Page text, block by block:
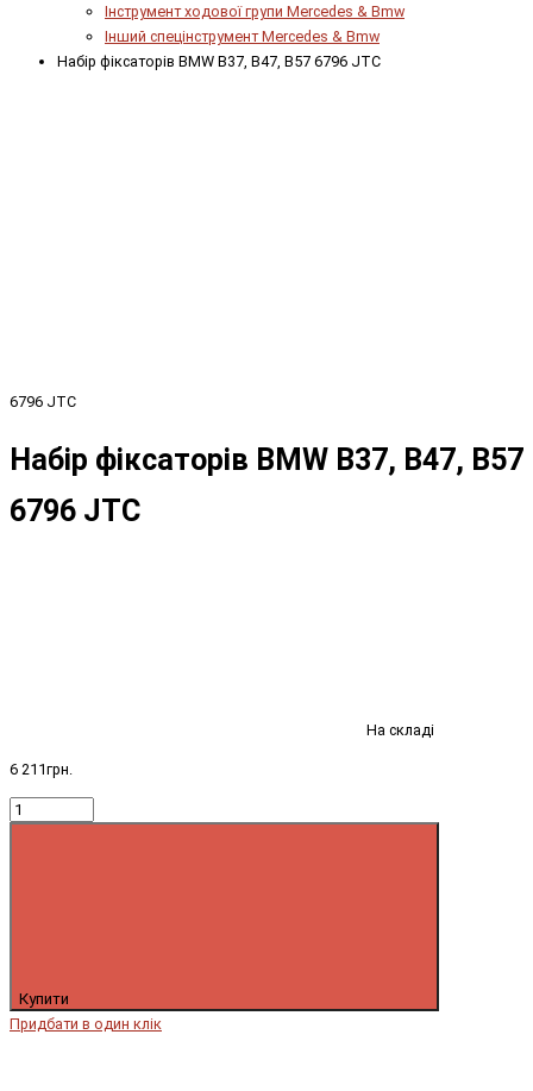
Інструмент ходової групи Mercedes & Bmw
Інший спецінструмент Mercedes & Bmw
Набір фіксаторів BMW B37, B47, B57 6796 JTC
6796 JTC
Набір фіксаторів BMW B37, B47, B57
6796 JTC
На складі
6 211грн.
Купити
Придбати в один клік